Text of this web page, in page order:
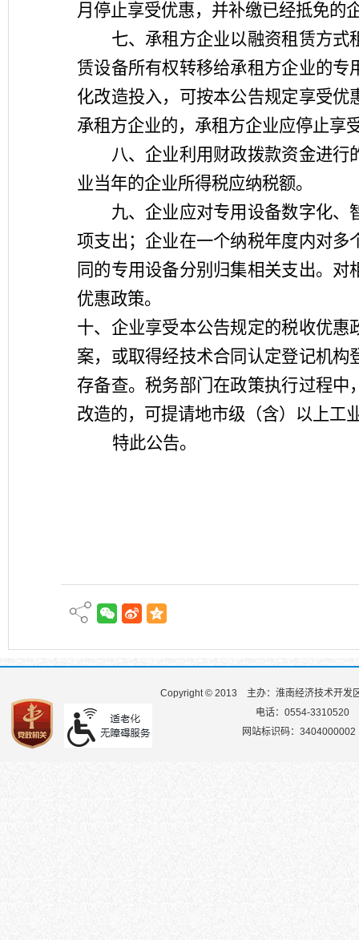
月停止享受优惠，并补缴已经抵免的
七、承租方企业以融资租赁方式
赁设备所有权转移给承租方企业的
化改造投入，可按本公告规定享受
承租方企业的，承租方企业应停止享
八、企业利用财政拨款资金进行
业当年的企业所得税应纳税额。
九、企业应对专用设备数字化、
项支出；企业在一个纳税年度内对
同的专用设备分别归集相关支出。
优惠政策。
十、企业享受本公告规定的税收优
案，或取得经技术合同认定登记机
存备查。税务部门在政策执行过程
改造的，可提请地市级（含）以上工
特此公告。
Copyright © 2013
主办：淮南经济技术开发
电话：0554-3310520
网站标识码：3404000002